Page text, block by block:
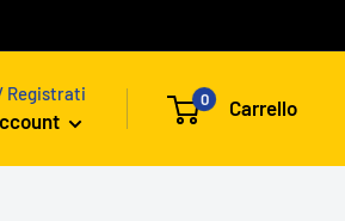
Registrati 0 Carrello